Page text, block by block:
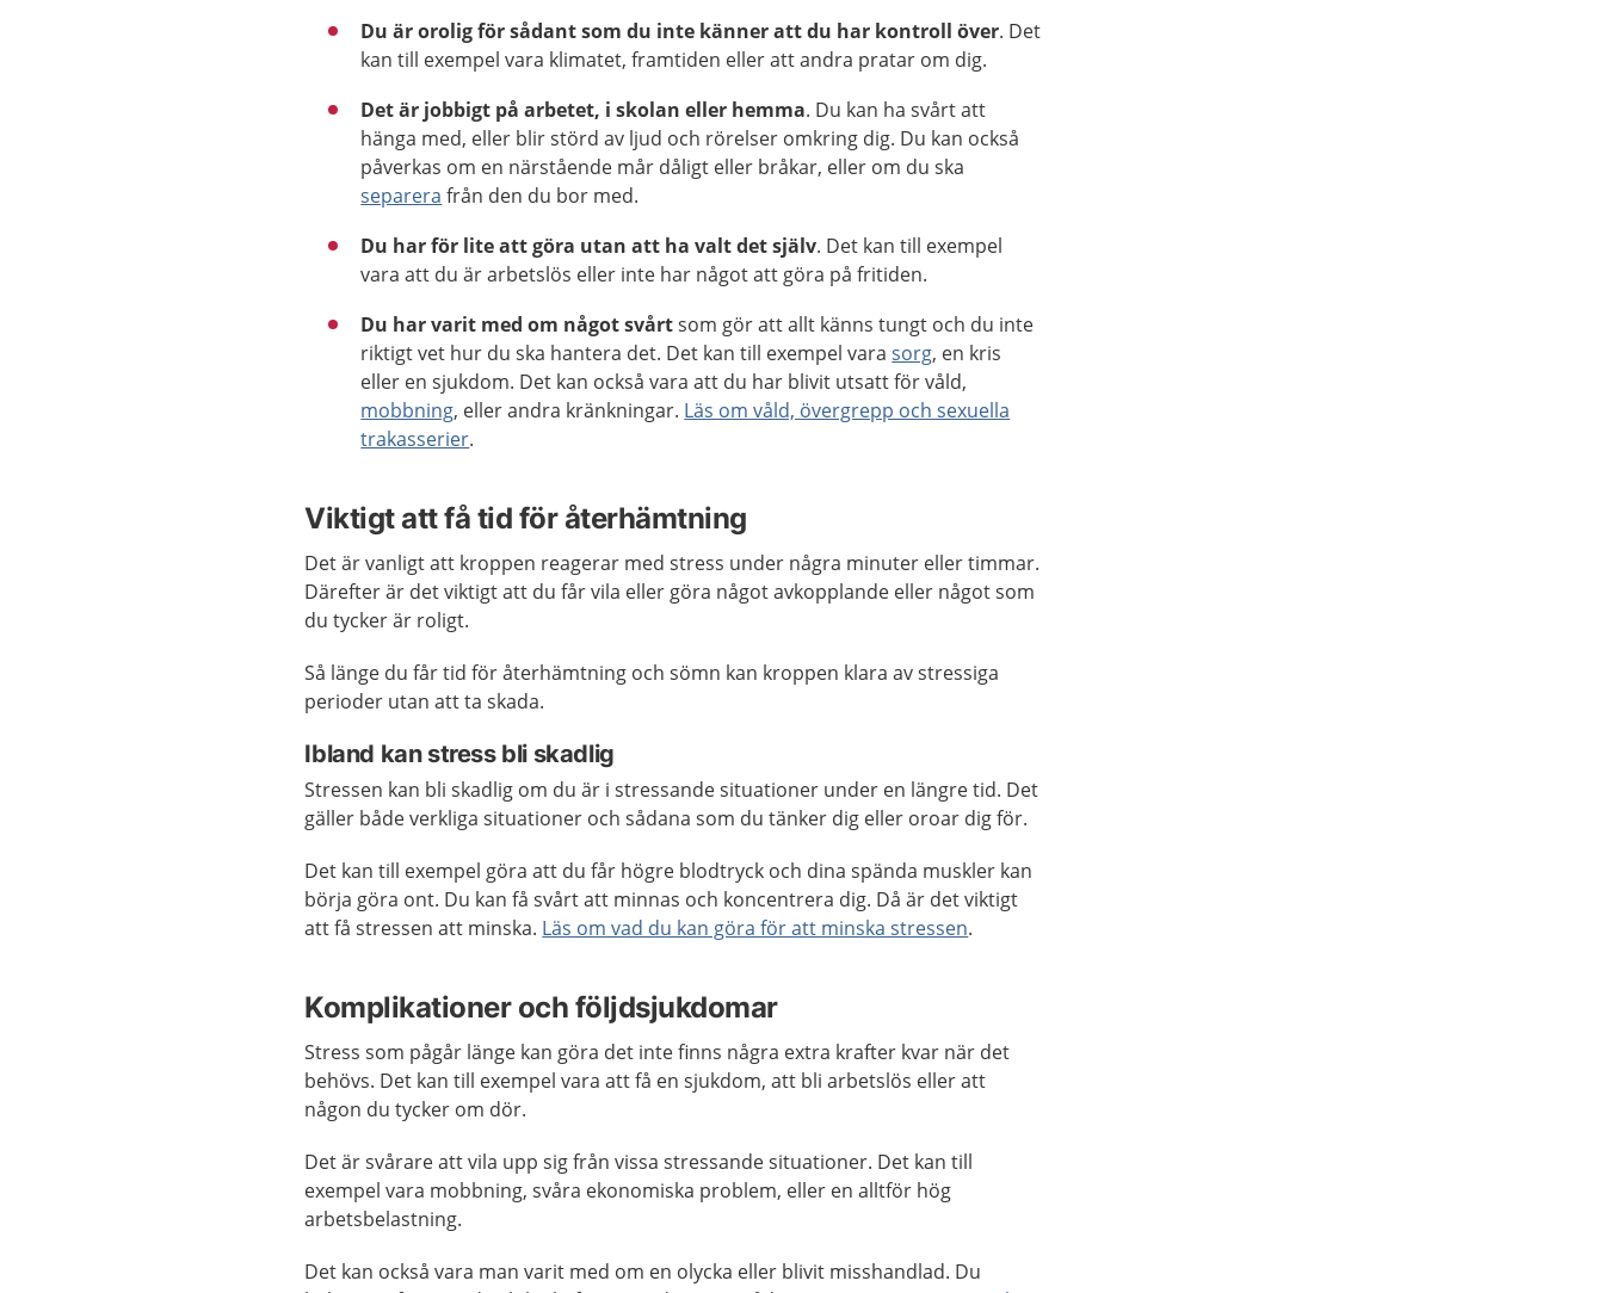
Du är orolig för sådant som du inte känner att du har kontroll över. Det
kan till exempel vara klimatet, framtiden eller att andra pratar om dig.
Det är jobbigt på arbetet, i skolan eller hemma. Du kan ha svårt att
hänga med, eller blir störd av ljud och rörelser omkring dig. Du kan också
påverkas om en närstående mår dåligt eller bråkar, eller om du ska
separera från den du bor med.
Du har för lite att göra utan att ha valt det själv. Det kan till exempel
vara att du är arbetslös eller inte har något att göra på fritiden.
Du har varit med om något svårtsom gör att allt känns tungt och du inte
riktigt vet hur du ska hantera det. Det kan till exempel varasorg, en kris
eller en sjukdom. Det kan också vara att du har blivit utsatt för våld,
mobbning, eller andra kränkningar. Läs om våld, övergrepp och sexuella
trakasserier.
Viktigt att få tid för återhämtning
Det är vanligt att kroppen reagerar med stress under några minuter eller timmar.
Därefter är det viktigt att du får vila eller göra något avkopplande eller något som
du tycker är roligt.
Så länge du får tid för återhämtning och sömn kan kroppen klara av stressiga
perioder utan att ta skada.
Ibland kan stress bli skadlig
Stressen kan bli skadlig om du är i stressande situationer under en längre tid. Det
gäller både verkliga situationer och sådana som du tänker dig eller oroar dig för.
Det kan till exempel göra att du får högre blodtryck och dina spända muskler kan
börja göra ont. Du kan få svårt att minnas och koncentrera dig. Då är det viktigt
att få stressen att minska. Läs om vad du kan göra för att minska stressen.
Komplikationer och följdsjukdomar
Stress som pågår länge kan göra det inte finns några extra krafter kvar när det
behövs. Det kan till exempel vara att få en sjukdom, att bli arbetslös eller att
någon du tycker om dör.
Det är svårare att vila upp sig från vissa stressande situationer. Det kan till
exempel vara mobbning, svåra ekonomiska problem, eller en alltför hög
arbetsbelastning.
Det kan också vara man varit med om en olycka eller blivit misshandlad. Du